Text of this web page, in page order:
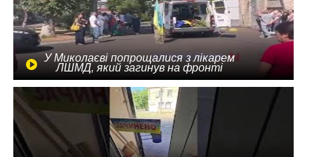
У Миколаєві попрощалися з лікарем
ЛШМД, який загинув на фронті